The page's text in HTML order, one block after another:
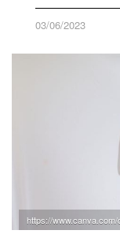
03/06/2023
https://